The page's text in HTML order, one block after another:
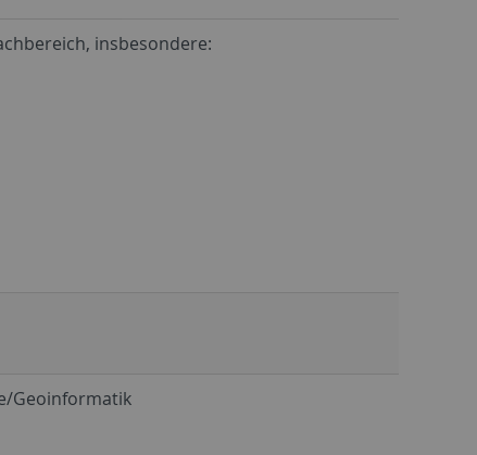
insbesondere:
Geoinformatik